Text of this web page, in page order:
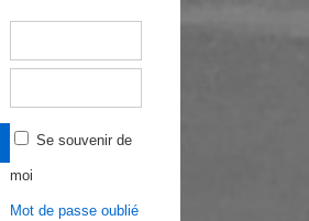
Se souvenir de
moi
Mot de passe oublié